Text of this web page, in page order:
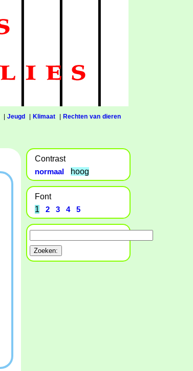
|Jeugd Klimaat
Rechten van dieren
Contrast
normaal
hoog
Font
1
2 3 4 5